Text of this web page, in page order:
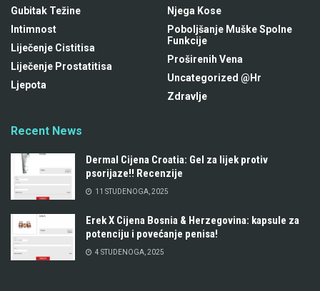
Gubitak Težine
Intimnost
Liječenje Cistitisa
Liječenje Prostatitisa
Ljepota
Njega Kose
Poboljšanje Muške Spolne
Funkcije
Proširenih Vena
Uncategorized @hr
Zdravlje
Recent News
Dermal Cijena Croatia: Gel za lijek protiv
psorijaze!! Recenzije
11 STUDENOGA, 2025
Erek X Cijena Bosnia & Herzegovina: kapsule za
potenciju i povećanje penisa!
4 STUDENOGA, 2025